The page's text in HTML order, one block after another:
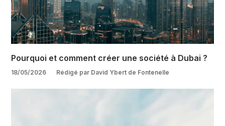
Pourquoi et comment créer une société à Dubai ?
18/05/2026 Rédigé par David Ybert de Fontenelle